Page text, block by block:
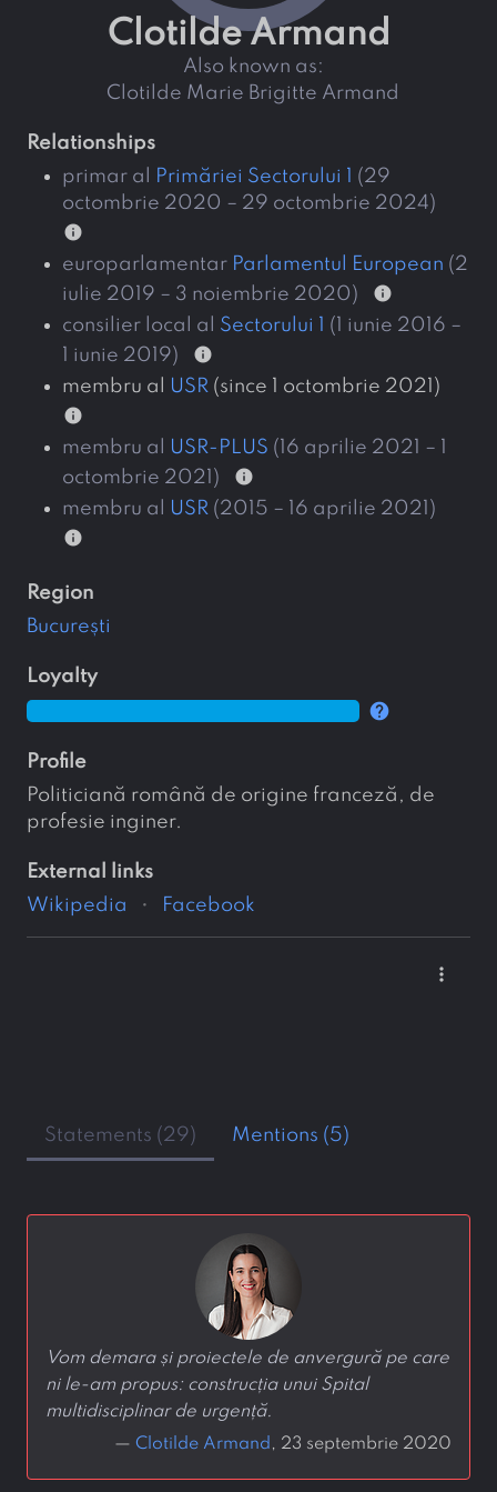
Clotilde Armand
also known as:
Clotilde Marie Brigitte Armand
relationships
primar al
Primăriei Sectorului 1
(29
octombrie 2020 – 29 octombrie 2024)
info
europarlamentar Parlamentul European (2
iulie 2019 – 3 noiembrie 2020)
info
consilier local al Sectorului 1
(1 iunie 2016 –
1 iunie 2019)
info
membru al
USR (since 1 octombrie 2021)
info
membru al
USR-PLUS (16 aprilie 2021 – 1
octombrie 2021)
info
membru al
USR (2015 – 16 aprilie 2021)
info
region
București
loyalty
help
profile
Politiciană română de origine franceză, de
profesie inginer.
external links
Wikipedia
Facebook
more_vert
Statements (29) Mentions (5)
Vom demara și proiectele de anvergură pe care
ni le-am propus: construcția unui Spital
multidisciplinar de urgență.
— Clotilde Armand , 23 septembrie 2020